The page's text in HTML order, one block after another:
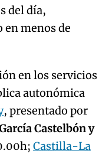
del día,
menos de
en los servicios
autonómica
, presentado por
Castelbón y
Castilla-La